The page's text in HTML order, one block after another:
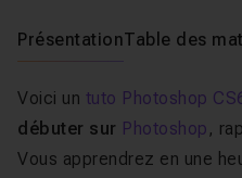
PrésentationTable des
Voici un tuto Photoshop
débuter sur Photoshop ,
Vous apprendrez en une